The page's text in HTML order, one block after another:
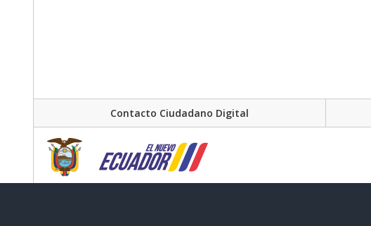
Contacto Ciudadano Digital